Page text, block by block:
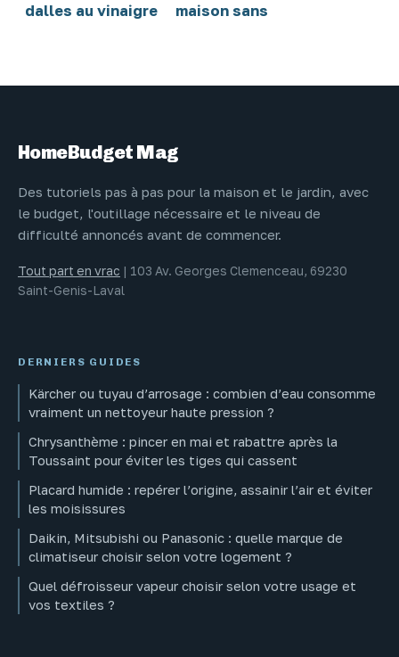
dalles au vinaigre
maison sans
HomeBudget Mag
Des tutoriels pas à pas pour la maison et le jardin, avec
le budget, l'outillage nécessaire et le niveau de
difficulté annoncés avant de commencer.
Tout part en vrac | 103 Av. Georges Clemenceau, 69230
Saint-Genis-Laval
DERNIERS GUIDES
Kärcher ou tuyau d’arrosage : combien d’eau consomme
vraiment un nettoyeur haute pression ?
Chrysanthème : pincer en mai et rabattre après la
Toussaint pour éviter les tiges qui cassent
Placard humide : repérer l’origine, assainir l’air et éviter
les moisissures
Daikin, Mitsubishi ou Panasonic : quelle marque de
climatiseur choisir selon votre logement ?
Quel défroisseur vapeur choisir selon votre usage et
vos textiles ?